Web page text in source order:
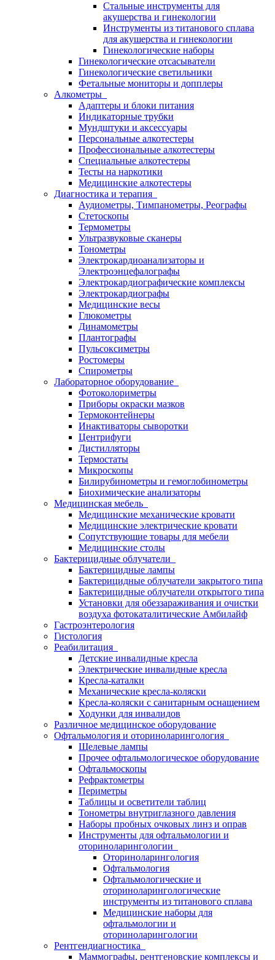
Стальные инструменты для
акушерства и гинекологии
Инструменты из титанового сплава
для акушерства и гинекологии
Гинекологические наборы
Гинекологические отсасыватели
Гинекологические светильники
Фетальные мониторы и допплеры
Алкометры
Адаптеры и блоки питания
Индикаторные трубки
Мундштуки и аксессуары
Персональные алкотестеры
Профессиональные алкотестеры
Специальные алкотестеры
Тесты на наркотики
Медицинские алкотестеры
Диагностика и терапия
Аудиометры, Тимпанометры, Реографы
Стетоскопы
Термометры
Ультразвуковые сканеры
Тонометры
Электрокардиоанализаторы и
Электроэнцефалографы
Электрокардиографические комплексы
Электрокардиографы
Медицинские весы
Глюкометры
Динамометры
Плантографы
Пульсоксиметры
Ростомеры
Спирометры
Лабораторное оборудование
Фотоколориметры
Приборы окраски мазков
Термоконтейнеры
Инактиваторы сыворотки
Центрифуги
Дистилляторы
Термостаты
Микроскопы
Билирубинометры и гемоглобинометры
Биохимические анализаторы
Медицинская мебель
Медицинские механические кровати
Медицинские электрические кровати
Сопутствующие товары для мебели
Медицинские столы
Бактерицидные облучатели
Бактерицидные лампы
Бактерицидные облучатели закрытого типа
Бактерицидные облучатели открытого типа
Установки для обеззараживания и очистки
воздуха фотокаталитические Амбилайф
Гастроэнтерология
Гистология
Реабилитация
Детские инвалидные кресла
Электрические инвалидные кресла
Кресла-каталки
Механические кресла-коляски
Кресла-коляски с санитарным оснащением
Ходунки для инвалидов
Различное медицинское оборудование
Офтальмология и оториноларингология
Щелевые лампы
Прочее офтальмологическое оборудование
Офтальмоскопы
Рефрактометры
Периметры
Таблицы и осветители таблиц
Тонометры внутриглазного давления
Наборы пробных очковых линз и оправ
Инструменты для офтальмологии и
оториноларингологии
Оториноларингология
Офтальмология
Офтальмологические и
оториноларингологические
инструменты из титанового сплава
Медицинские наборы для
офтальмологии и
оториноларингологии
Рентгендиагностика
Маммографы, рентгеновские комплексы и